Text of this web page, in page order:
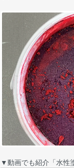
▼動画でも紹介「水性